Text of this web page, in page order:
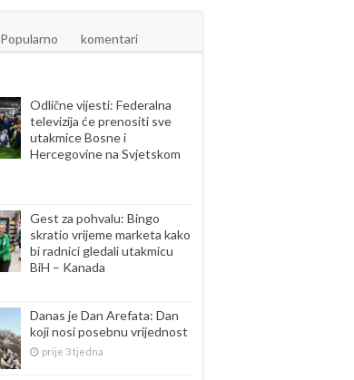
Popularno komentari
Odlične vijesti: Federalna
televizija će prenositi sve
utakmice Bosne i
Hercegovine na Svjetskom
Gest za pohvalu: Bingo
skratio vrijeme marketa kako
bi radnici gledali utakmicu
BiH – Kanada
Danas je Dan Arefata: Dan
koji nosi posebnu vrijednost
prije 3 tjedna